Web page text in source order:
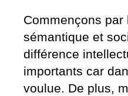
Commençons
sémantique et
différence
importants car
voulue. De plus,